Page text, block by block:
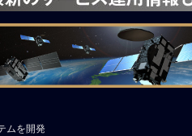
ムを開発